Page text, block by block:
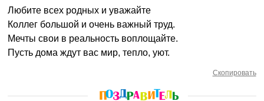
Любите всех родных и уважайте
Коллег большой и очень важный труд.
Мечты свои в реальность воплощайте.
Пусть дома ждут вас мир, тепло, уют.
Скопировать